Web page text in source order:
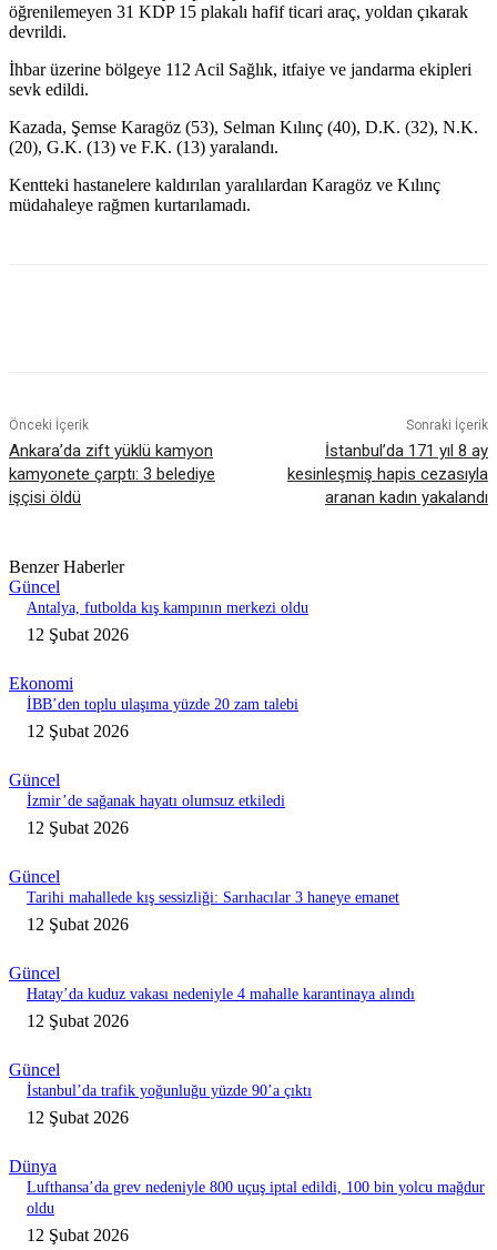
öğrenilemeyen 31 KDP 15 plakalı hafif ticari araç, yoldan çıkarak
devrildi.
İhbar üzerine bölgeye 112 Acil Sağlık, itfaiye ve jandarma ekipleri
sevk edildi.
Kazada, Şemse Karagöz (53), Selman Kılınç (40), D.K. (32), N.K.
(20), G.K. (13) ve F.K. (13) yaralandı.
Kentteki hastanelere kaldırılan yaralılardan Karagöz ve Kılınç
müdahaleye rağmen kurtarılamadı.
Önceki İçerik
Ankara’da zift yüklü kamyon
kamyonete çarptı: 3 belediye
işçisi öldü
Sonraki İçerik
İstanbul’da 171 yıl 8 ay
kesinleşmiş hapis cezasıyla
aranan kadın yakalandı
Benzer Haberler
Güncel
Antalya, futbolda kış kampının merkezi oldu
12 Şubat 2026
Ekonomi
İBB’den toplu ulaşıma yüzde 20 zam talebi
12 Şubat 2026
Güncel
İzmir’de sağanak hayatı olumsuz etkiledi
12 Şubat 2026
Güncel
Tarihi mahallede kış sessizliği: Sarıhacılar 3 haneye emanet
12 Şubat 2026
Güncel
Hatay’da kuduz vakası nedeniyle 4 mahalle karantinaya alındı
12 Şubat 2026
Güncel
İstanbul’da trafik yoğunluğu yüzde 90’a çıktı
12 Şubat 2026
Dünya
Lufthansa’da grev nedeniyle 800 uçuş iptal edildi, 100 bin yolcu mağdur
oldu
12 Şubat 2026